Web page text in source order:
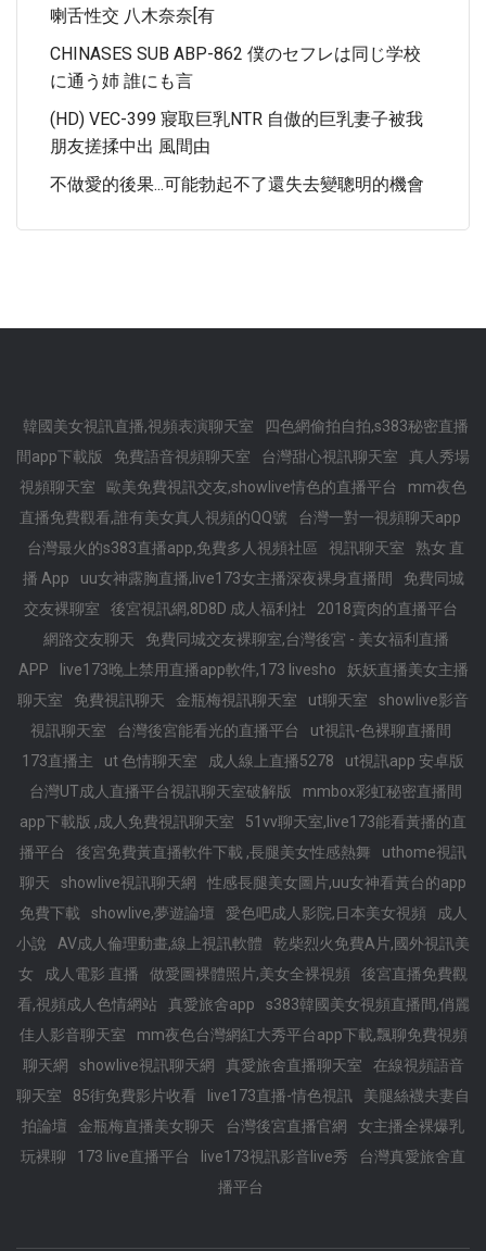
喇舌性交 八木奈奈[有
CHINASES SUB ABP-862 僕のセフレは同じ学校
に通う姉 誰にも言
(HD) VEC-399 寢取巨乳NTR 自傲的巨乳妻子被我
朋友搓揉中出 風間由
不做愛的後果...可能勃起不了還失去變聰明的機會
韓國美女視訊直播,視頻表演聊天室
四色網偷拍自拍,s383秘密直播
間app下載版
免費語音視頻聊天室 台灣甜心視訊聊天室
真人秀場
視頻聊天室
歐美免費視訊交友,showlive情色的直播平台
mm夜色
直播免費觀看,誰有美女真人視頻的QQ號
台灣一對一視頻聊天app
台灣最火的s383直播app,免費多人視頻社區
視訊聊天室
熟女 直
播 App
uu女神露胸直播,live173女主播深夜裸身直播間
免費同城
交友裸聊室
後宮視訊網,8D8D 成人福利社
2018賣肉的直播平台
網路交友聊天
免費同城交友裸聊室,台灣後宮 - 美女福利直播
APP
live173晚上禁用直播app軟件,173 livesho
妖妖直播美女主播
聊天室
免費視訊聊天 金瓶梅視訊聊天室 ut聊天室
showlive影音
視訊聊天室
台灣後宮能看光的直播平台
ut視訊-色裸聊直播間
173直播主
ut 色情聊天室 成人線上直播5278
ut視訊app 安卓版
台灣UT成人直播平台視訊聊天室破解版
mmbox彩虹秘密直播間
app下載版 ,成人免費視訊聊天室
51vv聊天室,live173能看黃播的直
播平台
後宮免費黃直播軟件下載 ,長腿美女性感熱舞
uthome視訊
聊天
showlive視訊聊天網
性感長腿美女圖片,uu女神看黃台的app
免費下載
showlive,夢遊論壇 愛色吧成人影院,日本美女視頻
成人
小說
AV成人倫理動畫,線上視訊軟體
乾柴烈火免費A片,國外視訊美
女
成人電影 直播 做愛圖裸體照片,美女全裸視頻
後宮直播免費觀
看,視頻成人色情網站
真愛旅舍app
s383韓國美女視頻直播間,俏麗
佳人影音聊天室
mm夜色台灣網紅大秀平台app下載,飄聊免費視頻
聊天網
showlive視訊聊天網 真愛旅舍直播聊天室
在線視頻語音
聊天室
85街免費影片收看 live173直播-情色視訊
美腿絲襪夫妻自
拍論壇
金瓶梅直播美女聊天 台灣後宮直播官網
女主播全裸爆乳
玩裸聊
173 live直播平台 live173視訊影音live秀
台灣真愛旅舍直
播平台